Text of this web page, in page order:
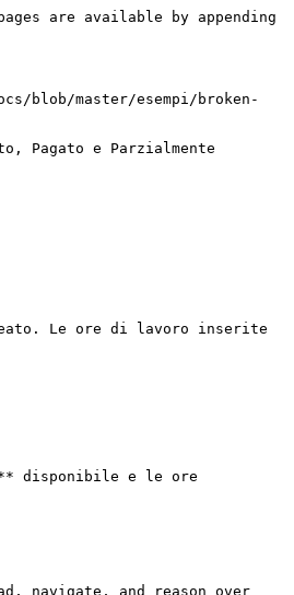
are available by appending
blob/master/esempi/broken-
e Parzialmente
Le ore di lavoro inserite
disponibile e le ore
navigate, and reason over